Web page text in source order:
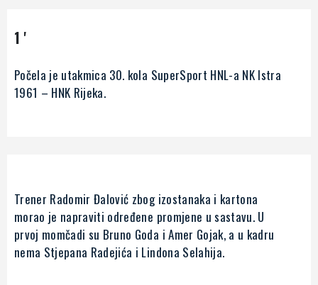
1 '
Počela je utakmica 30. kola SuperSport HNL-a NK Istra
1961 – HNK Rijeka.
Trener Radomir Đalović zbog izostanaka i kartona
morao je napraviti određene promjene u sastavu. U
prvoj momčadi su Bruno Goda i Amer Gojak, a u kadru
nema Stjepana Radejića i Lindona Selahija.